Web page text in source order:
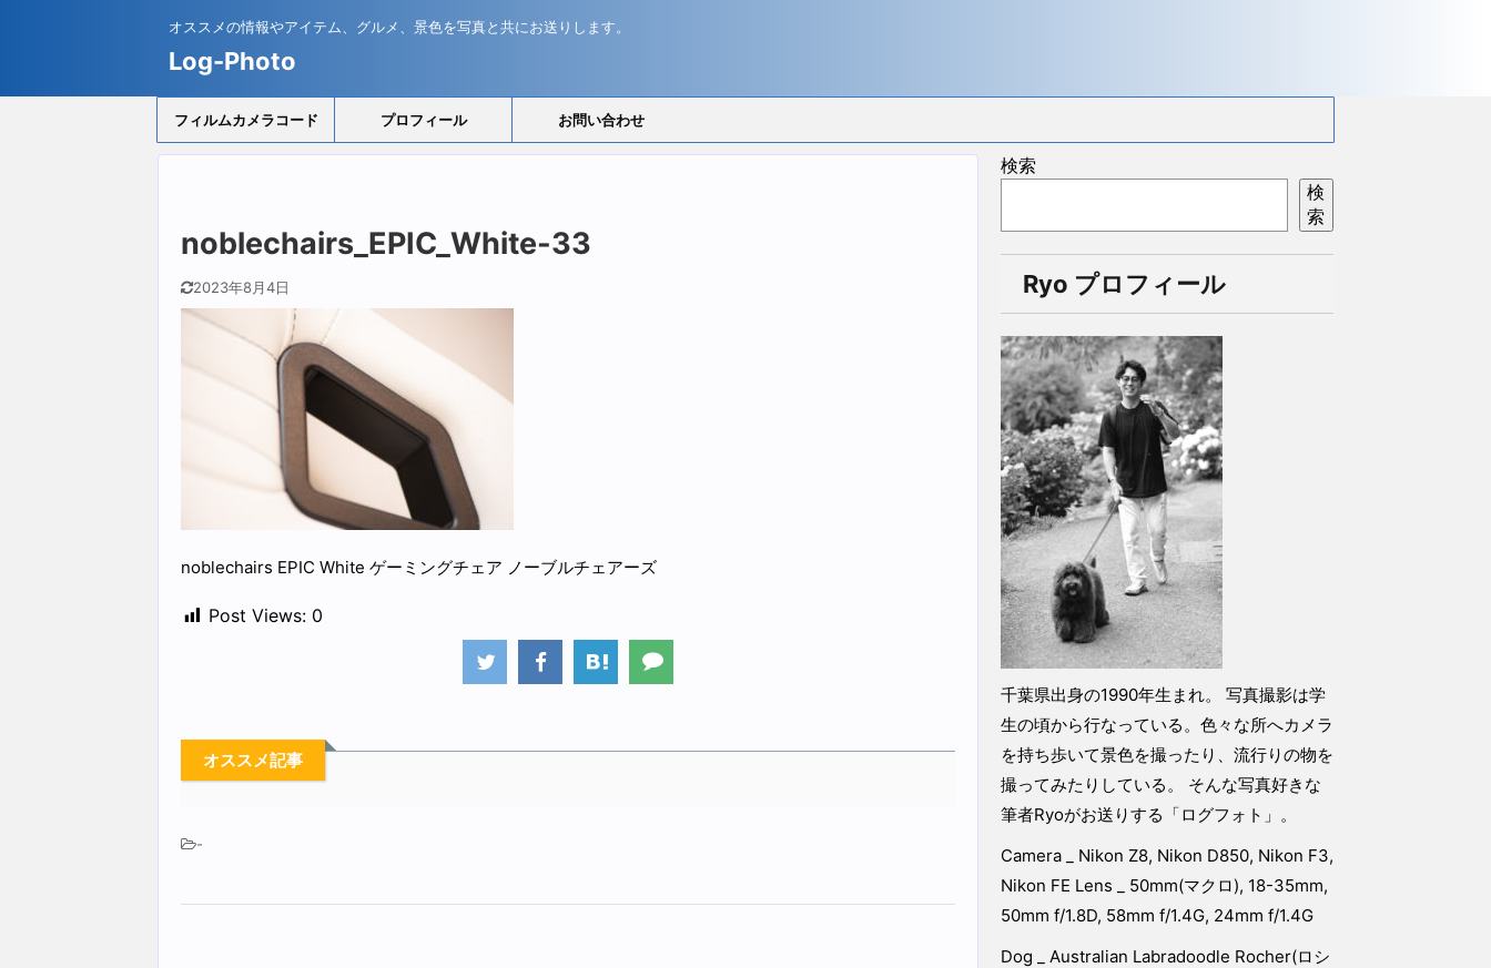
オススメの情報やアイテム、グルメ、景色を写真と共にお送りします。
Log-Photo
フィルムカメラコード プロフィール お問い合わせ
noblechairs_EPIC_White-33
2023年8月4日
noblechairs EPIC White ゲーミングチェア ノーブルチェアーズ
Post Views: 0
オススメ記事
-
検索
検
索
Ryo プロフィール
千葉県出身の1990年生まれ。 写真撮影は学
生の頃から行なっている。色々な所へカメラ
を持ち歩いて景色を撮ったり、流行りの物を
撮ってみたりしている。 そんな写真好きな
筆者Ryoがお送りする「ログフォト」。
Camera _ Nikon Z8, Nikon D850, Nikon F3,
Nikon FE Lens _ 50mm(マクロ), 18-35mm,
50mm f/1.8D, 58mm f/1.4G, 24mm f/1.4G
Dog _ Australian Labradoodle Rocher(ロシ